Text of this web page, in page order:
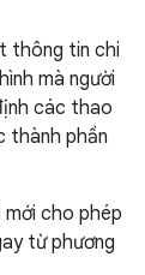
thông tin chi
mà người
các thao
thành phần
mới cho phép
từ phương